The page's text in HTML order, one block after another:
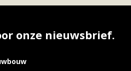
onze nieuwsbrief.